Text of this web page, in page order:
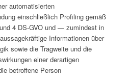
automatisierten
einschließlich Profiling gemäß
4 DS-GVO und — zumindest in
Informationen über
sowie die Tragweite und die
einer derartigen
betroffene Person